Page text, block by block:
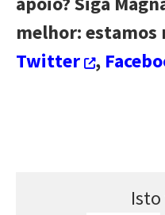
melhor: estamos
Twitter
,